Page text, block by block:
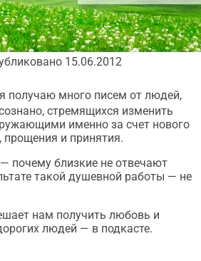
15.06.2012
получаю много писем от людей,
стремящихся изменить
именно за счет нового
прощения и принятия.
почему близкие не отвечают
такой душевной работы — не
нам получить любовь и
людей — в подкасте.